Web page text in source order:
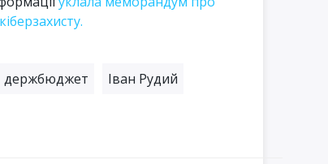
держбюджет
Іван Рудий